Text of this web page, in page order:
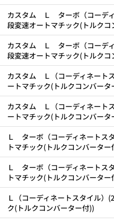
カスタム Ｌ ターボ（コーデ
段変速オートマチック(トルク
カスタム Ｌ ターボ（コーデ
段変速オートマチック(トルク
カスタム Ｌ（コーディネート
ートマチック(トルクコンバータ
カスタム Ｌ（コーディネート
ートマチック(トルクコンバータ
Ｌ ターボ（コーディネートス
トマチック(トルクコンバータ
Ｌ ターボ（コーディネートス
トマチック(トルクコンバータ
Ｌ（コーディネートスタイル）
ク(トルクコンバーター付))